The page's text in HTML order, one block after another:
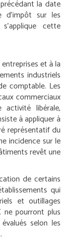
la date
d’impôt sur les
cette
et à la
industriels
comptable. Les
commerciaux
libérale,
à appliquer à
représentatif du
incidence sur le
revêt une
de certains
qui
et outillages
pourront plus
selon les